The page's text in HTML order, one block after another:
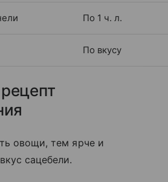
По 1 ч. л.
По вкусу
овощи, тем ярче и
сацебели.